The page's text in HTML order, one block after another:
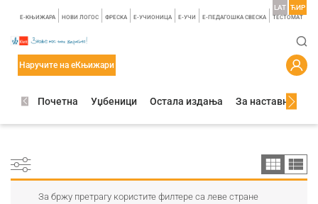
E-КЊИЖАРА НОВИ ЛОГОС ФРЕСКА E-УЧИОНИЦА E-УЧИ Е-ПЕДАГОШКА СВЕСКА TЕСТОМАТ
LAT ЋИР
Наручите на еКњижари
Почетна Уџбеници Остала издања За наставнике
За бржу претрагу користите филтере са леве стране